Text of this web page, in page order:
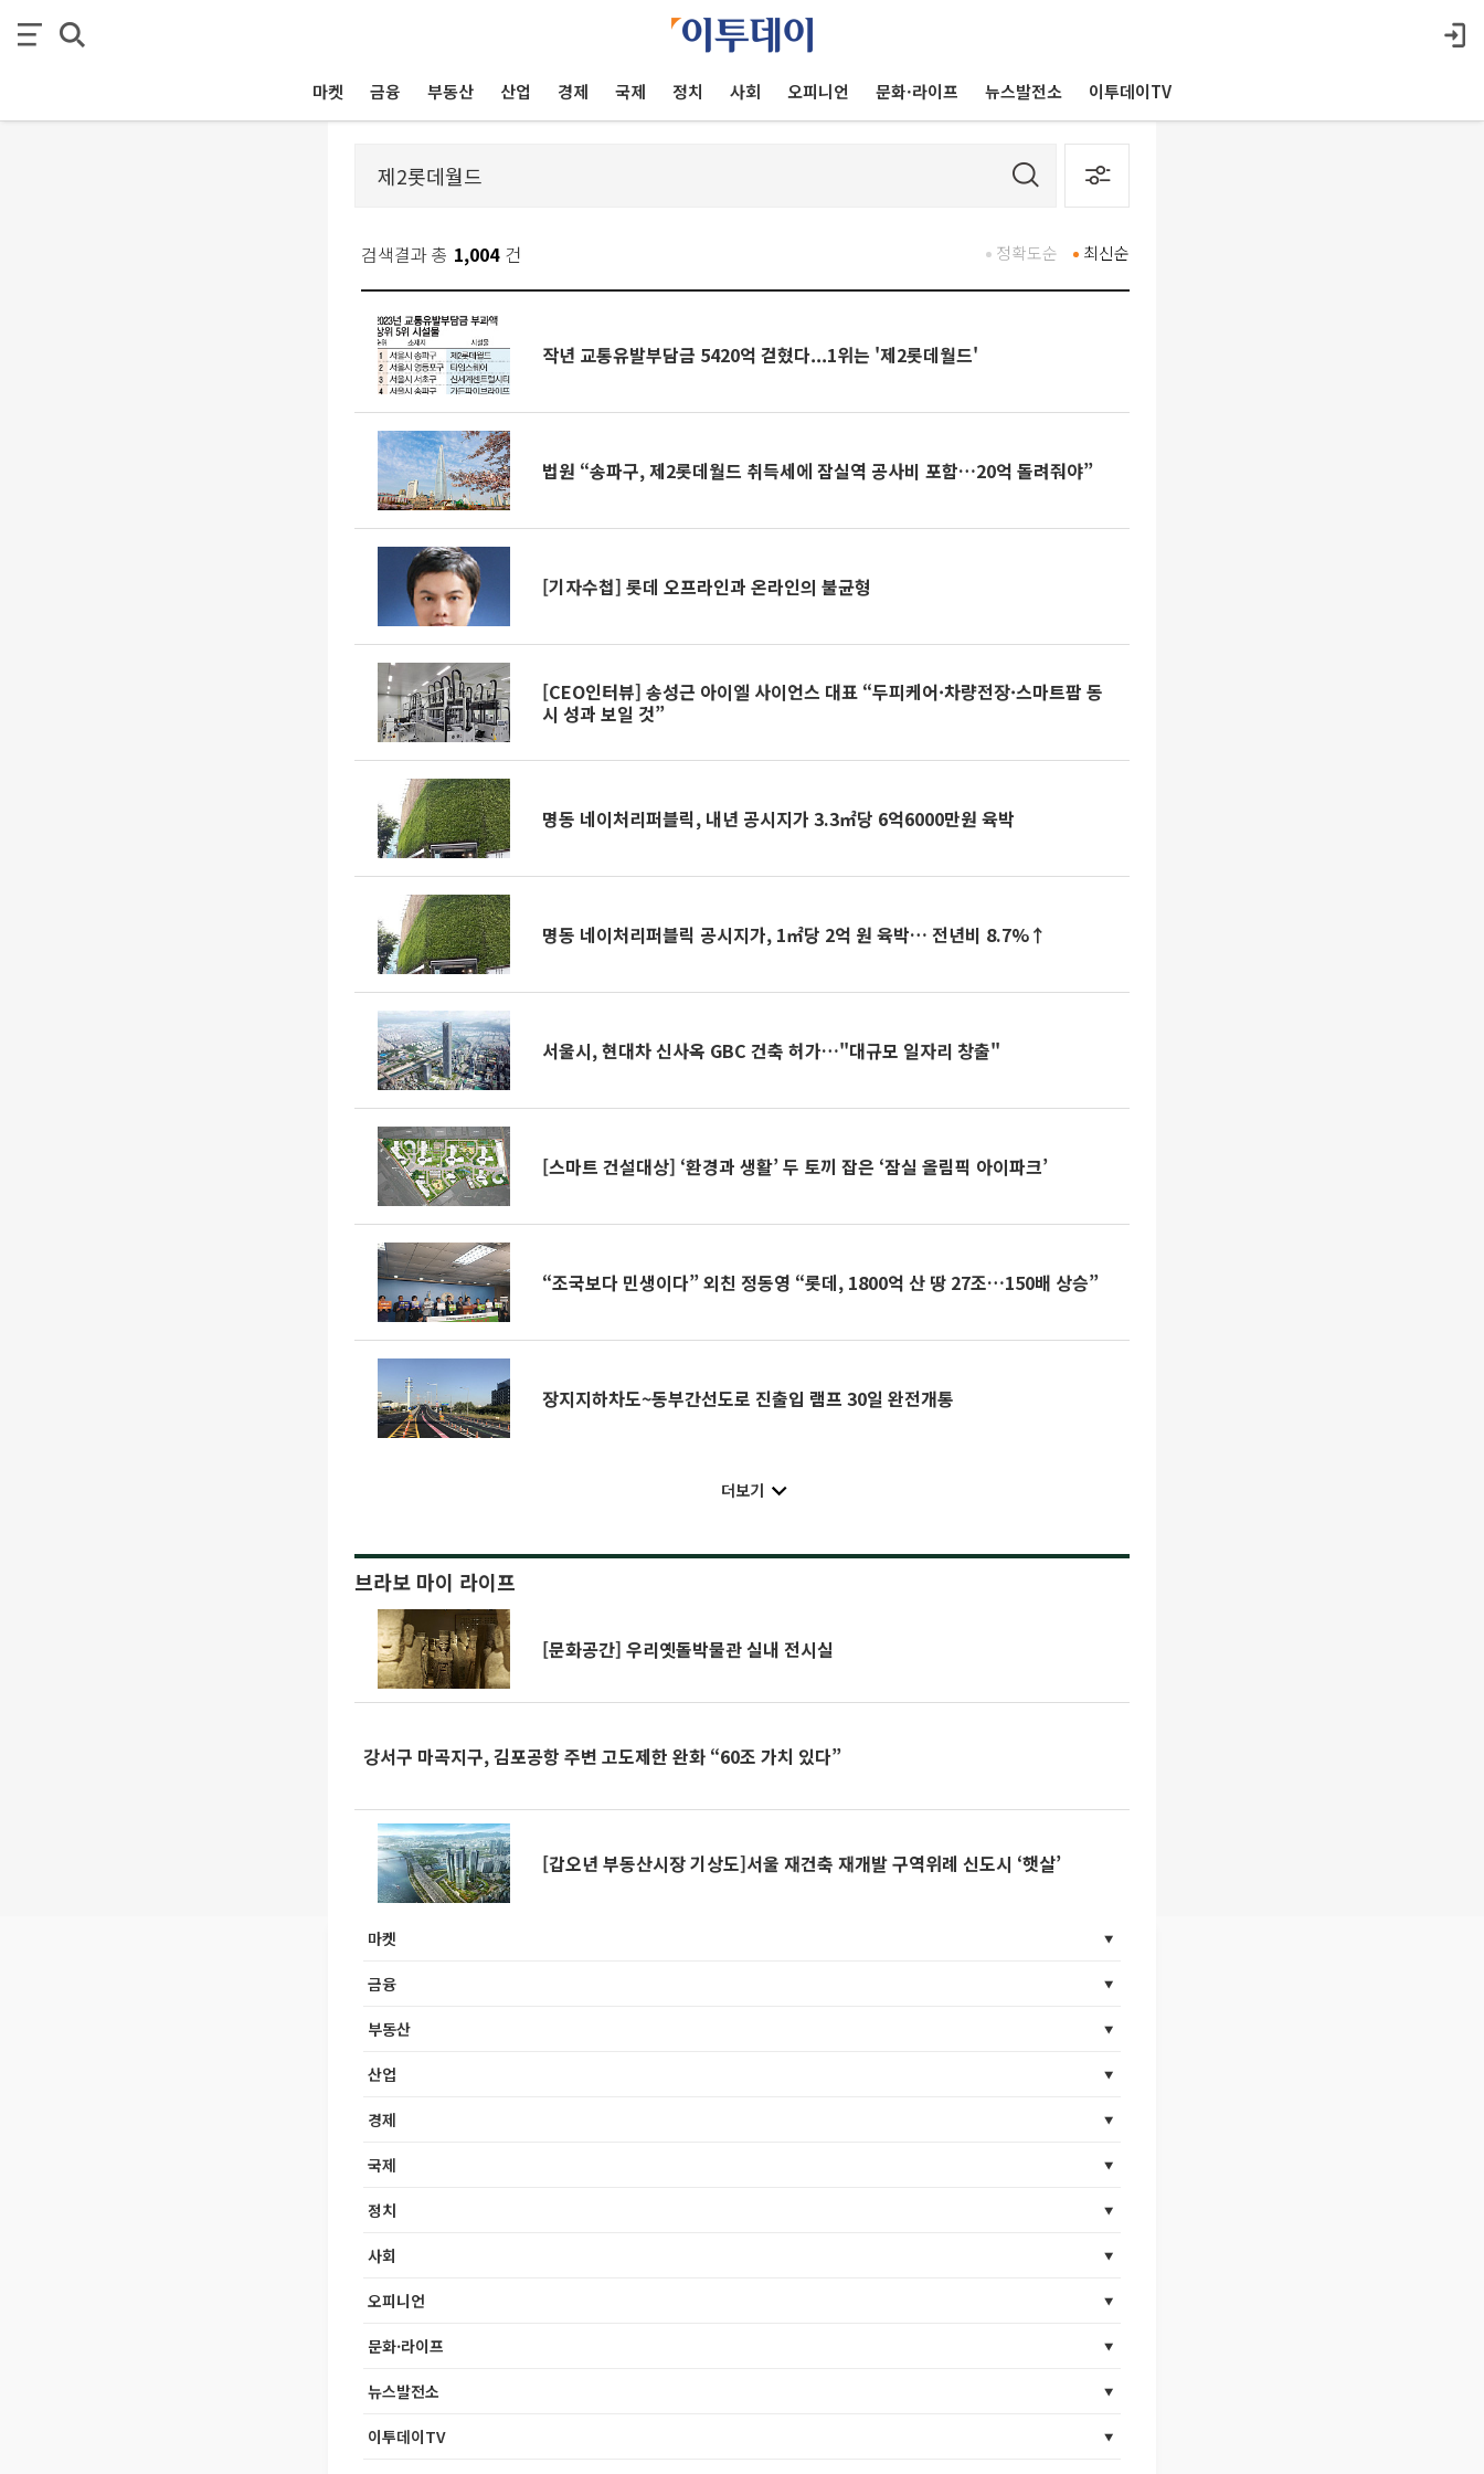
마켓 금융 부동산 산업 경제 국제 정치 사회 오피니언 문화·라이프 뉴스발전소 이투데이TV
검색결과 총 1,004 건 최신순
정확도순
작년 교통유발부담금 5420억 걷혔다...1위는 '제2롯데월드'
법원 “송파구, 제2롯데월드 취득세에 잠실역 공사비 포함…20억 돌려줘야”
[기자수첩] 롯데 오프라인과 온라인의 불균형
[CEO인터뷰] 송성근 아이엘 사이언스 대표 “두피케어·차량전장·스마트팜 동
시 성과 보일 것”
명동 네이처리퍼블릭, 내년 공시지가 3.3㎡당 6억6000만원 육박
명동 네이처리퍼블릭 공시지가, 1㎡당 2억 원 육박… 전년비 8.7%↑
서울시, 현대차 신사옥 GBC 건축 허가…"대규모 일자리 창출"
[스마트 건설대상] ‘환경과 생활’ 두 토끼 잡은 ‘잠실 올림픽 아이파크’
“조국보다 민생이다” 외친 정동영 “롯데, 1800억 산 땅 27조…150배 상승”
장지지하차도~동부간선도로 진출입 램프 30일 완전개통
더보기
브라보 마이 라이프
[문화공간] 우리옛돌박물관 실내 전시실
강서구 마곡지구, 김포공항 주변 고도제한 완화 “60조 가치 있다”
[갑오년 부동산시장 기상도]서울 재건축 재개발 구역위례 신도시 ‘햇살’
마켓
금융
부동산
산업
경제
국제
정치
사회
오피니언
문화·라이프
뉴스발전소
이투데이TV